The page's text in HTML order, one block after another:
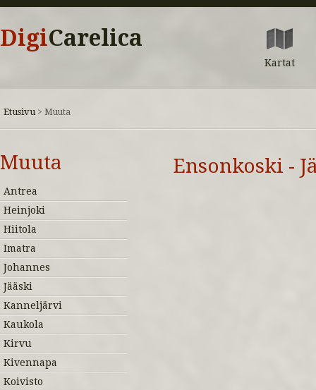
DigiCarelica
Kartat
Etusivu > Muuta
Muuta
Antrea
Heinjoki
Hiitola
Imatra
Johannes
Jääski
Kanneljärvi
Kaukola
Kirvu
Kivennapa
Koivisto
Ensonkoski -